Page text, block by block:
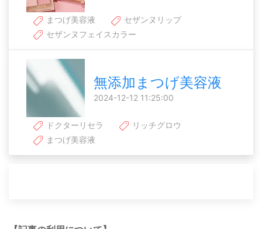
まつげ美容液
セザンヌリップ
セザンヌフェイスカラー
無添加まつげ美容液
2024-12-12 11:25:00
ドクターリセラ
リッチグロウ
まつげ美容液